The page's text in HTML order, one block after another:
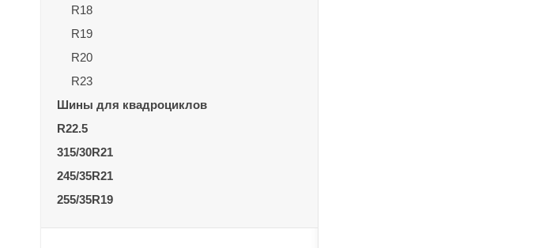
R18
R19
R20
R23
Шины для квадроциклов
R22.5
315/30R21
245/35R21
255/35R19